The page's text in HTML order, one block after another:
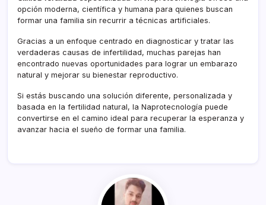
opción moderna, científica y humana para quienes buscan
formar una familia sin recurrir a técnicas artificiales.
Gracias a un enfoque centrado en diagnosticar y tratar las
verdaderas causas de infertilidad, muchas parejas han
encontrado nuevas oportunidades para lograr un embarazo
natural y mejorar su bienestar reproductivo.
Si estás buscando una solución diferente, personalizada y
basada en la fertilidad natural, la Naprotecnología puede
convertirse en el camino ideal para recuperar la esperanza y
avanzar hacia el sueño de formar una familia.